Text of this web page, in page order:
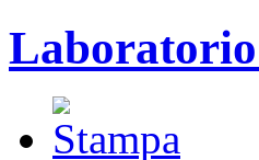
Laboratorio